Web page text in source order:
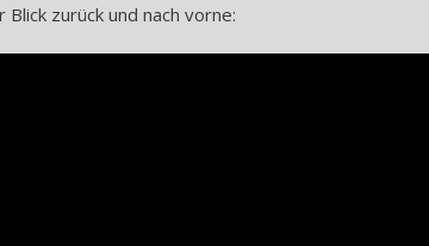
Blick zurück und nach vorne: